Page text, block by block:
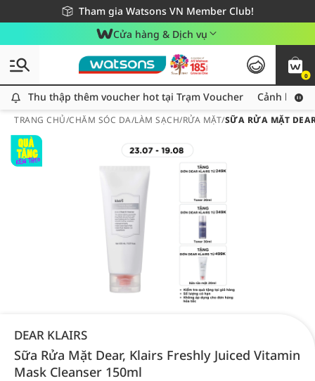
Tham gia Watsons VN Member Club!
Miễn phí giao hàng cho đơn hàng từ 249,000Đ
Giao hàng nhanh 24h - Áp dụng khu vực TP. Hồ Chí Minh
Cửa hàng & Dịch vụ
0
Thu thập thêm voucher hot tại Trạm Voucher
Thu thập thêm voucher hot tại Trạm Voucher Cảnh báo
TRANG CHỦ/CHĂM SÓC DA/LÀM SẠCH/RỬA MẶT/SỮA RỬA MẶT
DEAR KLAIRS
Sữa Rửa Mặt Dear, Klairs Freshly Juiced Vitamin
Mask Cleanser 150ml